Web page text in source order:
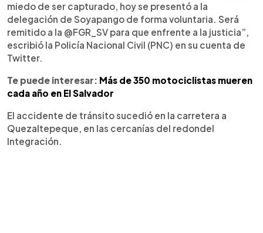
miedo de ser capturado, hoy se presentó a la
delegación de Soyapango de forma voluntaria. Será
remitido a la @FGR_SV para que enfrente a la justicia”,
escribió la Policía Nacional Civil (PNC) en su cuenta de
Twitter.
Te puede interesar: Más de 350 motociclistas mueren
cada año en El Salvador
El accidente de tránsito sucedió en la carretera a
Quezaltepeque, en las cercanías del redondel
Integración.